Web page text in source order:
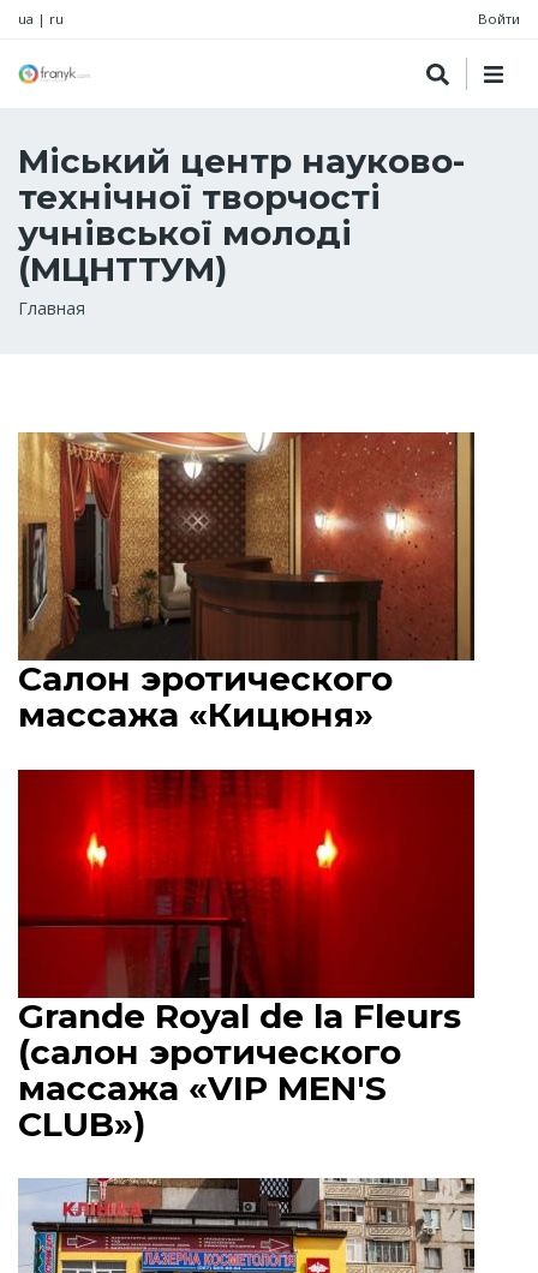
ua | ru Войти
Міський центр науково-
технічної творчості
учнівської молоді
(МЦНТТУМ)
Строка
Главная
Салон эротического
массажа «Кицюня»
Grande Royal de la Fleurs
(салон эротического
массажа «VIP MEN'S
CLUB»)